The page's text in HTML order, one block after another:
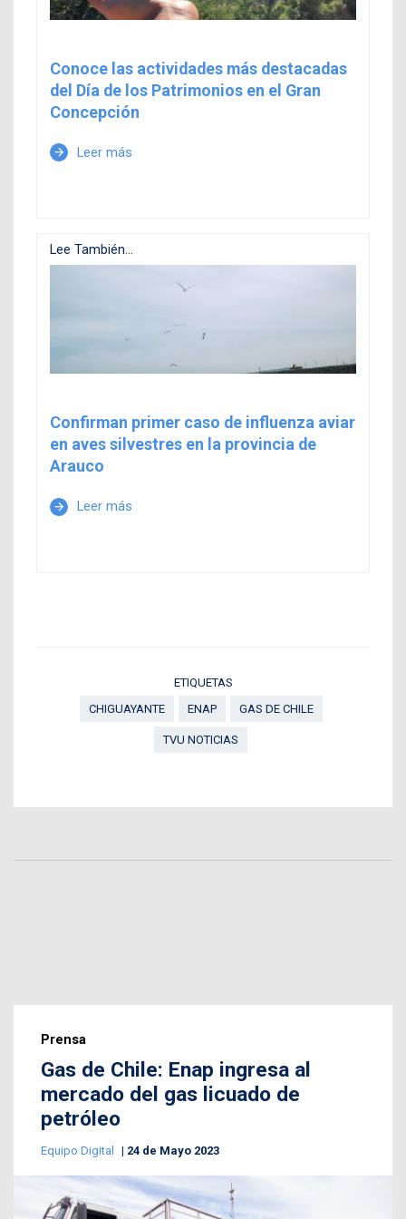
Conoce las actividades más destacadas
del Día de los Patrimonios en el Gran
Concepción
arrow_forward Leer más
Lee También...
Confirman primer caso de influenza aviar
en aves silvestres en la provincia de
Arauco
arrow_forward Leer más
ETIQUETAS
CHIGUAYANTE
ENAP GAS DE CHILE
TVU NOTICIAS
Prensa
Gas de Chile: Enap ingresa al
mercado del gas licuado de
petróleo
Equipo Digital 24 de Mayo 2023